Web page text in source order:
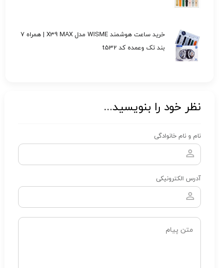
خرید ساعت هوشمند WISME مدل X39 MAX | همراه 7
بند تک وعمده کد t532
نظر خود را بنویسید...
نام و نام خانوادگی
آدرس الکترونیکی